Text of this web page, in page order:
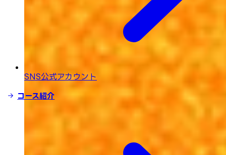
SNS公式アカウント
コース紹介